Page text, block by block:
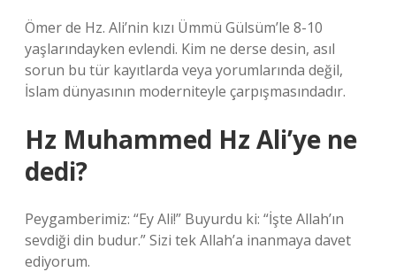
Ömer de Hz. Ali’nin kızı Ümmü Gülsüm’le 8-10
yaşlarındayken evlendi. Kim ne derse desin, asıl
sorun bu tür kayıtlarda veya yorumlarında değil,
İslam dünyasının moderniteyle çarpışmasındadır.
Hz Muhammed Hz Ali’ye ne
dedi?
Peygamberimiz: “Ey Ali!” Buyurdu ki: “İşte Allah’ın
sevdiği din budur.” Sizi tek Allah’a inanmaya davet
ediyorum.